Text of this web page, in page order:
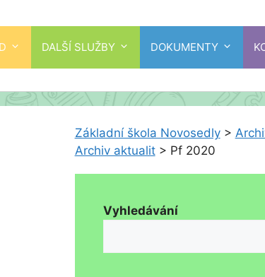
DALŠÍ SLUŽBY DOKUMENTY
Základní škola Novosedly>
Archiv aktualit> Pf 2020
Vyhledávání